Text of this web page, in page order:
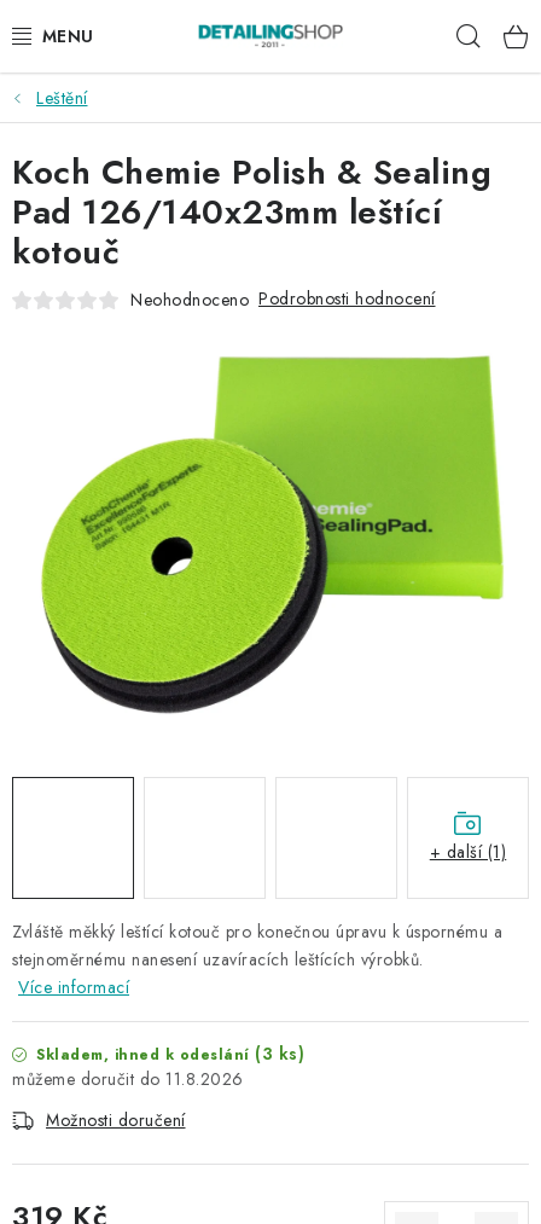
na
AKCE
NOVINKY
EXTERIÉR
INTERIÉR
DÁRKOVÉ SADY A POUKAZY
ČLÁNKY
NAŠE SLUŽBY
KONTAKTY
PRODÁVANÉ ZNAČKY
Leštění
Zvláště měkký leštící kotouč pro konečnou úpravu k úspornému a
stejnoměrnému nanesení uzavíracích leštících výrobků.
Více informací
Skladem, ihned k odeslání (3 ks)
11.8.2026
Možnosti doručení
319 Kč
Koch Chemie Polish & Sealing
Pad 126/140x23mm leštící
kotouč
Neohodnoceno Podrobnosti hodnocení
+ další (1)